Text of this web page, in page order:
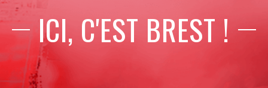
ICI, C'EST BREST !